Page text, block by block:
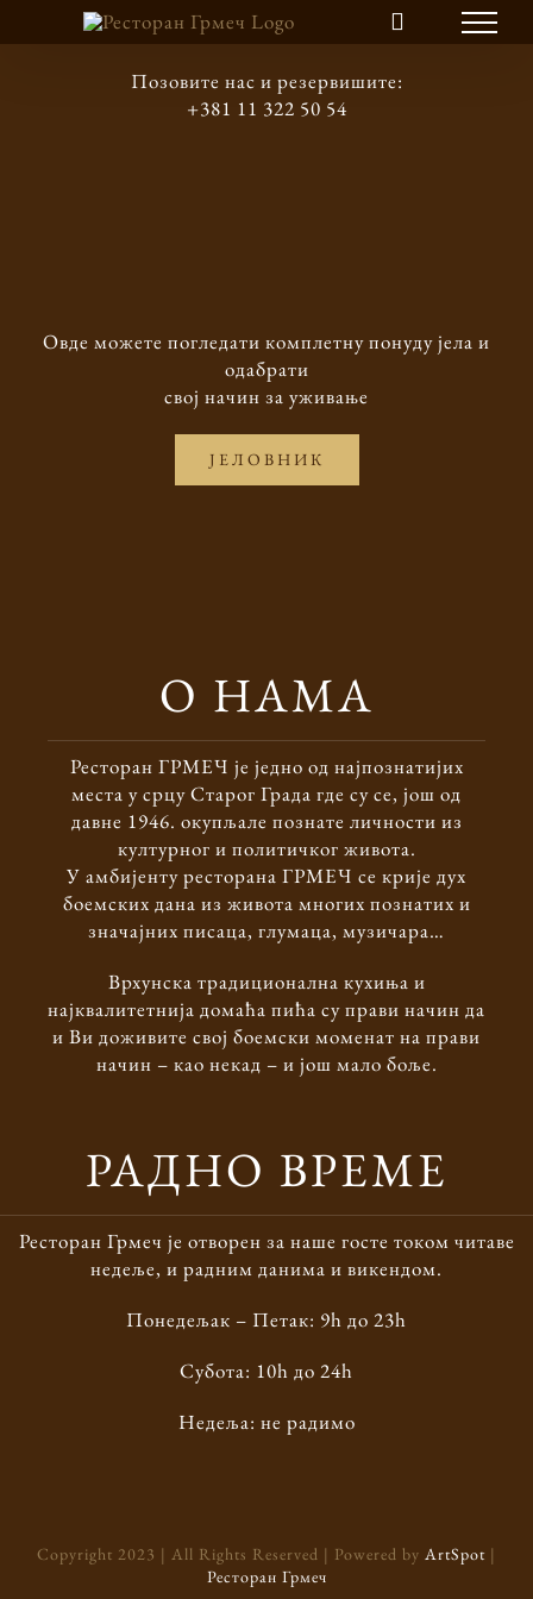
to
Позовите нас и резервишите:
+381 11 322 50 54
Овде можете погледати комплетну понуду јела и
одабрати
свој начин за уживање
ЈЕЛОВНИК
О НАМА
Ресторан ГРМЕЧ је једно од најпознатијих
места у срцу Старог Града где су се, још од
давне 1946. окупљале познате личности из
културног и политичког живота.
У амбијенту ресторана ГРМЕЧ се крије дух
боемских дана из живота многих познатих и
значајних писаца, глумаца, музичара…
Врхунска традиционална кухиња и
најквалитетнија домаћа пића су прави начин да
и Ви доживите свој боемски моменат на прави
начин – као некад – и још мало боље.
РАДНО ВРЕМЕ
Ресторан Грмеч је отворен за наше госте током читаве
недеље, и радним данима и викендом.
Понедељак – Петак: 9h до 23h
Субота: 10h до 24h
Недеља: не радимо
Copyright 2023 | All Rights Reserved | Powered by ArtSpot |
Ресторан Грмеч